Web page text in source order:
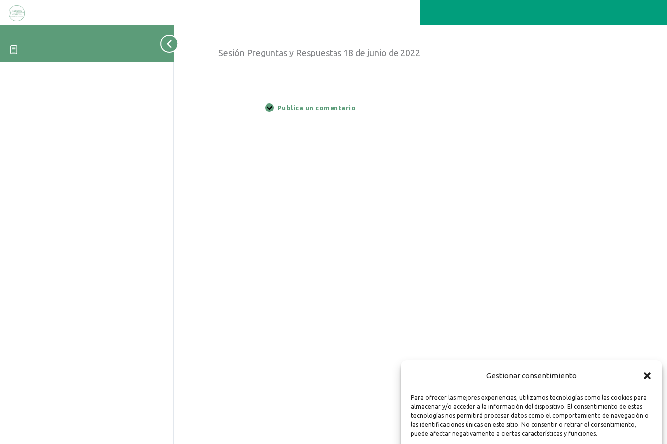
Gestionar consentimiento
Para ofrecer las mejores experiencias, utilizamos tecnologías como las cookies para
almacenar y/o acceder a la información del dispositivo. El consentimiento de estas
tecnologías nos permitirá procesar datos como el comportamiento de navegación o
las identificaciones únicas en este sitio. No consentir o retirar el consentimiento,
puede afectar negativamente a ciertas características y funciones.
Sesión Preguntas y Respuestas 18 de junio de 2022
Publica un comentario